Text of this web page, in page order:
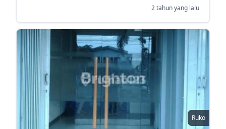
2 tahun yang lalu
Ruko